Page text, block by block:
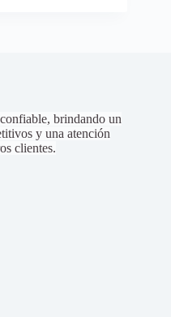
brindando un
y una atención
clientes.